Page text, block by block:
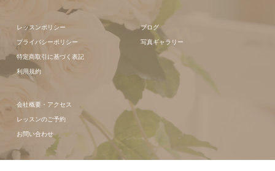
レッスンポリシー
プライバシーポリシー
特定商取引に基づく表記
利用規約
ブログ
写真ギャラリー
会社概要・アクセス
レッスンのご予約
お問い合わせ